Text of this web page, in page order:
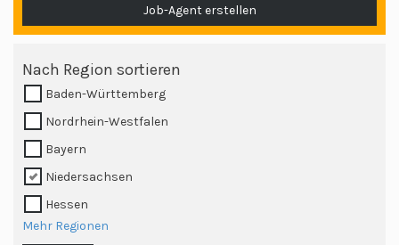
Job-Agent erstellen
Nach Region sortieren
Baden-Württemberg
Nordrhein-Westfalen
Bayern
Niedersachsen
Hessen
Mehr Regionen